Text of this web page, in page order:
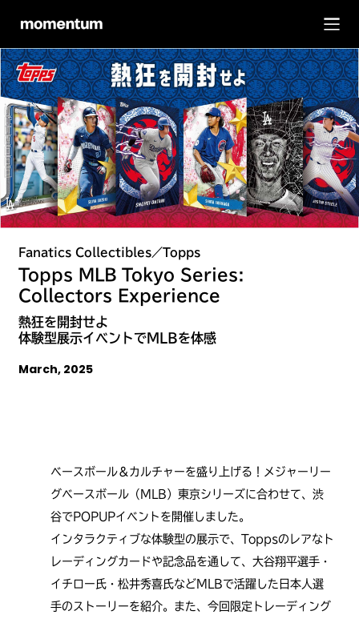
Fanatics Collectibles／Topps
Topps MLB Tokyo Series:
Collectors Experience
熱狂を開封せよ
体験型展示イベントでMLBを体感
March, 2025
ベースボール＆カルチャーを盛り上げる！メジャーリー
グベースボール（MLB）東京シリーズに合わせて、渋
谷でPOPUPイベントを開催しました。
インタラクティブな体験型の展示で、Toppsのレアなト
レーディングカードや記念品を通して、大谷翔平選手・
イチロー氏・松井秀喜氏などMLBで活躍した日本人選
手のストーリーを紹介。また、今回限定トレーディング